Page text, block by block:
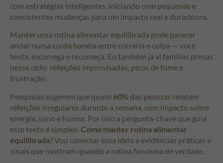
com estratégias inteligentes, iniciando com pequenas e
consistentes mudanças para um impacto real e duradouro.
Manter uma rotina alimentar equilibrada pode parecer
andar numa corda bamba entre correria e culpa — você
tenta, escorrega e recomeça. Eu também já vi famílias presas
nesse ciclo: refeições improvisadas, picos de fome e
frustração.
Pesquisas sugerem que quase 60% das pessoas relatam
refeições irregulares durante a semana, com impacto sobre
energia, sono e humor. Por isso a pergunta-chave que guia
este texto é simples: Como manter rotina alimentar
equilibrada? Vou conectar essa ideia a evidências práticas e
sinais que mostram quando a rotina funciona de verdade.